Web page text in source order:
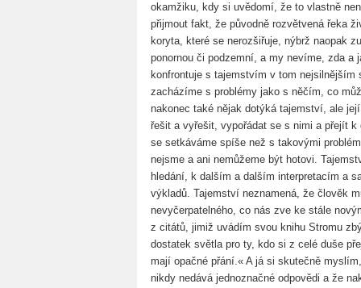
okamžiku, kdy si uvědomí, že to vlastně
přijmout fakt, že původně rozvětvená řeka
koryta, které se nerozšiřuje, nýbrž naopak
ponornou či podzemní, a my nevíme, zda a
konfrontuje s tajemstvím v tom
zacházíme s problémy jako s něčím, co
nakonec také nějak dotýká tajemství, ale
řešit a vyřešit, vypořádat se s nimi a přejít
se setkáváme spíše než s takovými
nejsme a ani nemůžeme být hotovi.
hledání, k dalším a dalším interpretacím a
výkladů. Tajemství neznamená, že člověk
nevyčerpatelného, co nás zve ke stále
z citátů, jimiž uvádím svou knihu Stromu
dostatek světla pro ty, kdo si z celé duše
mají opačné přání.« A já si skutečně
nikdy nedává jednoznačné odpovědi a že